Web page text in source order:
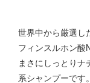
世界中から厳選し
フィンスルホン酸
まさにしっとり
系シャンプーです。